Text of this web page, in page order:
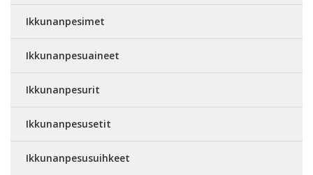
Ikkunanpesimet
Ikkunanpesuaineet
Ikkunanpesurit
Ikkunanpesusetit
Ikkunanpesusuihkeet